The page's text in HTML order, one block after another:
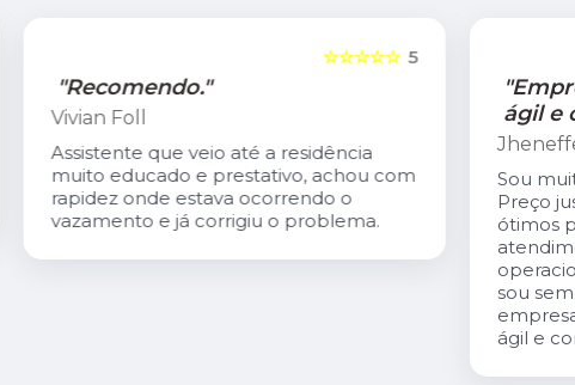
até a residência
prestativo, achou com
ocorrendo o
corrigiu o problema.
"Empresa com
ágil e com qualidade!"
Jheneffer Santos
Sou muito grata a Empresa
Preço justo, serviços de
ótimos profissionais desde o
atendimento administrativo
operacional. Não tenho o
sou sempre muito bem
empresa. Empresa com
ágil e com qualidade!